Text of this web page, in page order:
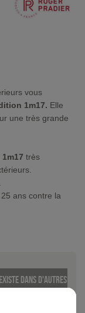
vous
1m17. Elle
une très grande
très
ans contre la
dans d'autres